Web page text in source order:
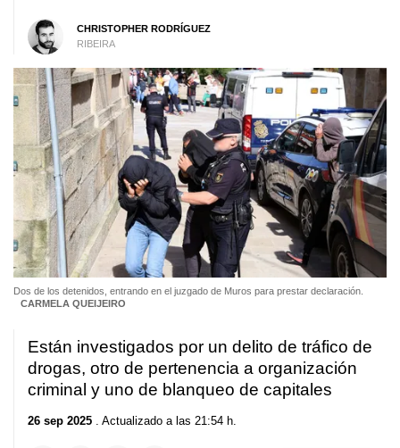
CHRISTOPHER RODRÍGUEZ
RIBEIRA
Dos de los detenidos, entrando en el juzgado de Muros para prestar declaración.
CARMELA QUEIJEIRO
Están investigados por un delito de tráfico de
drogas, otro de pertenencia a organización
criminal y uno de blanqueo de capitales
26 sep 2025 . Actualizado a las 21:54 h.